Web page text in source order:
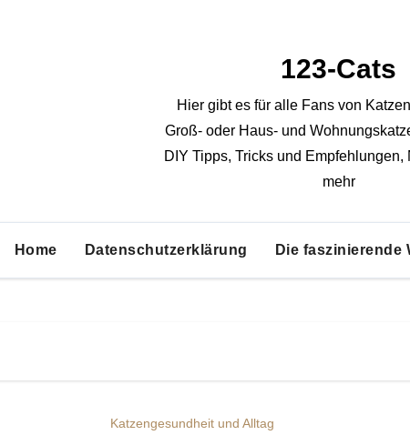
123-Cats
Hier gibt es für alle Fans von
Groß- oder Haus- und
DIY Tipps, Tricks und Empfehlungen,
mehr
Home Datenschutzerklärung Die faszinierende
Katzengesundheit und Alltag